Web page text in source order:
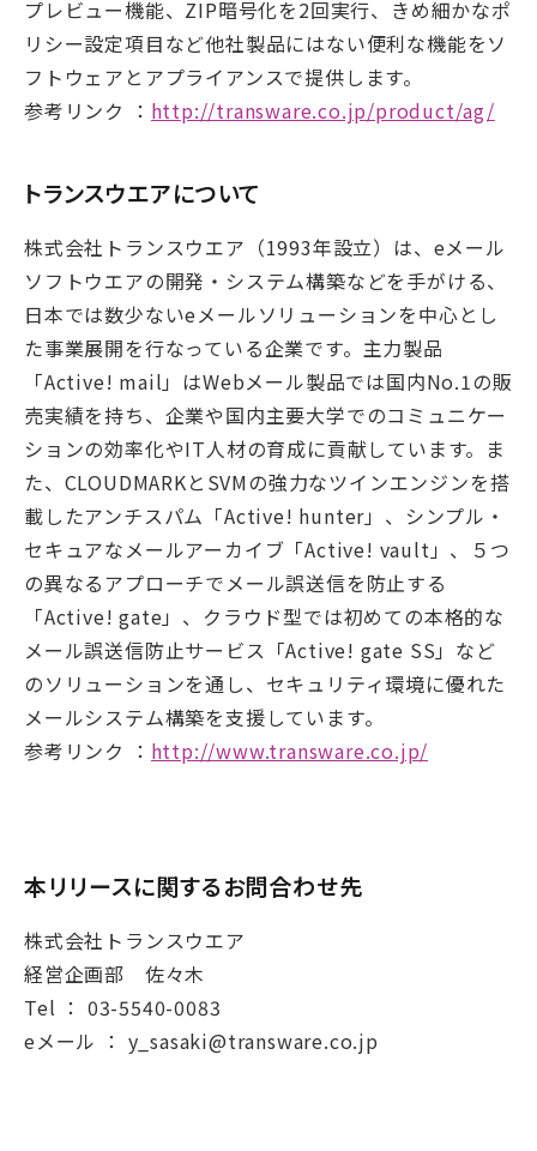
プレビュー機能、ZIP暗号化を2回実行、きめ細かなポ
リシー設定項目など他社製品にはない便利な機能をソ
フトウェアとアプライアンスで提供します。
参考リンク ： http://transware.co.jp/product/ag/
トランスウエアについて
株式会社トランスウエア（1993年設立）は、eメール
ソフトウエアの開発・システム構築などを手がける、
日本では数少ないeメールソリューションを中心とし
た事業展開を行なっている企業です。主力製品
「Active! mail」はWebメール製品では国内No.1の販
売実績を持ち、企業や国内主要大学でのコミュニケー
ションの効率化やIT人材の育成に貢献しています。ま
た、CLOUDMARKとSVMの強力なツインエンジンを搭
載したアンチスパム「Active! hunter」、シンプル・
セキュアなメールアーカイブ「Active! vault」、５つ
の異なるアプローチでメール誤送信を防止する
「Active! gate」、クラウド型では初めての本格的な
メール誤送信防止サービス「Active! gate SS」など
のソリューションを通し、セキュリティ環境に優れた
メールシステム構築を支援しています。
参考リンク ： http://www.transware.co.jp/
本リリースに関するお問合わせ先
株式会社トランスウエア
経営企画部 佐々木
Tel ： 03-5540-0083
eメール ： y_sasaki@transware.co.jp